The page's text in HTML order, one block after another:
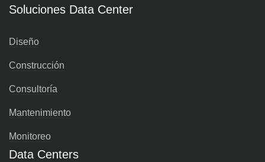
Soluciones Data Center
Diseño
Construcción
Consultoría
Mantenimiento
Monitoreo
Data Centers